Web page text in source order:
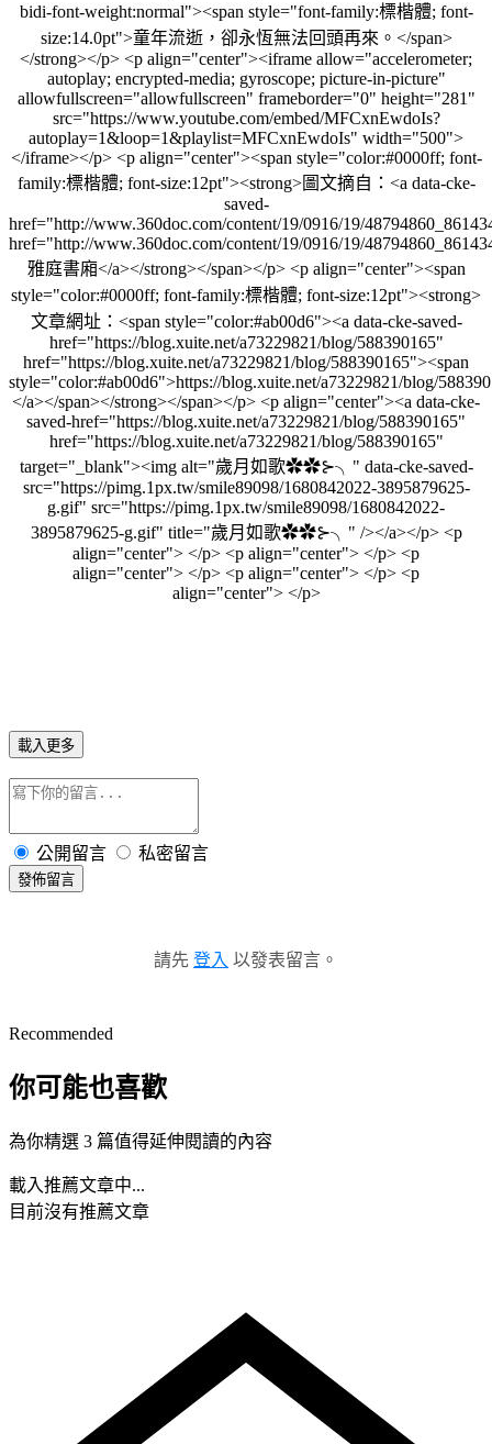
bidi-font-weight:normal"><span style="font-family:標楷體; font-
size:14.0pt">童年流逝，卻永恆無法回頭再來。</span>
</strong></p> <p align="center"><iframe allow="accelerometer;
autoplay; encrypted-media; gyroscope; picture-in-picture"
allowfullscreen="allowfullscreen" frameborder="0" height="281"
src="https://www.youtube.com/embed/MFCxnEwdoIs?
autoplay=1&loop=1&playlist=MFCxnEwdoIs" width="500">
</iframe></p> <p align="center"><span style="color:#0000ff; font-
family:標楷體; font-size:12pt"><strong>圖文摘自：<a data-cke-
saved-
href="http://www.360doc.com/content/19/0916/19/
href="http://www.360doc.com/content/19/0916/19/
雅庭書廂</a></strong></span></p> <p align="center"><span
style="color:#0000ff; font-family:標楷體; font-size:12pt"><strong>
文章網址：<span style="color:#ab00d6"><a data-cke-saved-
href="https://blog.xuite.net/a73229821/blog/588390165"
href="https://blog.xuite.net/a73229821/blog/588390165"><span
style="color:#ab00d6">https://blog.xuite.net/a73229821/blog/
</a></span></strong></span></p> <p align="center"><a data-cke-
saved-href="https://blog.xuite.net/a73229821/blog/588390165"
href="https://blog.xuite.net/a73229821/blog/588390165"
target="_blank"><img alt="歲月如歌✿✿⊱╮" data-cke-saved-
src="https://pimg.1px.tw/smile89098/1680842022-3895879625-
g.gif" src="https://pimg.1px.tw/smile89098/1680842022-
3895879625-g.gif" title="歲月如歌✿✿⊱╮" /></a></p> <p
align="center"> </p> <p align="center"> </p> <p
align="center"> </p> <p align="center"> </p> <p
align="center"> </p>
載入更多
公開留言 私密留言
發佈留言
請先 登入 以發表留言。
Recommended
你可能也喜歡
為你精選 3 篇值得延伸閱讀的內容
載入推薦文章中...
目前沒有推薦文章